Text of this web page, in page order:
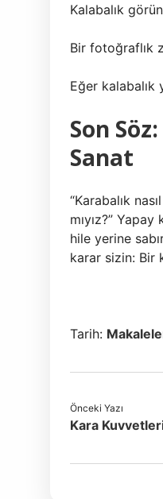
Kalabalık
Bir fotoğraflık
Eğer kalabalık
Son
Sanat
“Karabalık
mıyız?”
hile yerine
karar sizin: Bir
Tarih:
Önceki Yazı
Kara